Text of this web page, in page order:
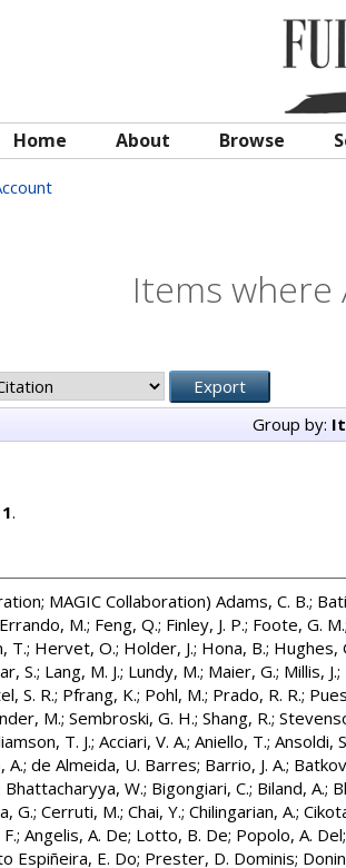
Home About Browse
Items
Group by:
1.
MAGIC Collaboration) Adams, C. B.;
Errando, M.; Feng, Q.; Finley, J. P.; Foote, G. M.
T.; Hervet, O.; Holder, J.; Hona, B.; Hughes,
S.; Lang, M. J.; Lundy, M.; Maier, G.; Millis, J.;
S. R.; Pfrang, K.; Pohl, M.; Prado, R. R.;
M.; Sembroski, G. H.; Shang, R.;
T. J.; Acciari, V. A.; Aniello, T.; Ansoldi,
A.; de Almeida, U. Barres; Barrio, J. A.;
Bhattacharyya, W.; Bigongiari, C.; Biland, A.;
G.; Cerruti, M.; Chai, Y.; Chilingarian, A.;
; Angelis, A. De; Lotto, B. De; Popolo, A. Del
Espiñeira, E. Do; Prester, D. Dominis;